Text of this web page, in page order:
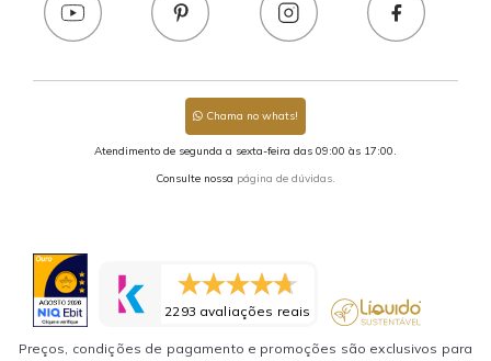
Chama no whats!
Atendimento de segunda a sexta-feira das 09:00 às 17:00.
Consulte nossa página de dúvidas.
2293 avaliações reais
Preços, condições de pagamento e promoções são exclusivos para